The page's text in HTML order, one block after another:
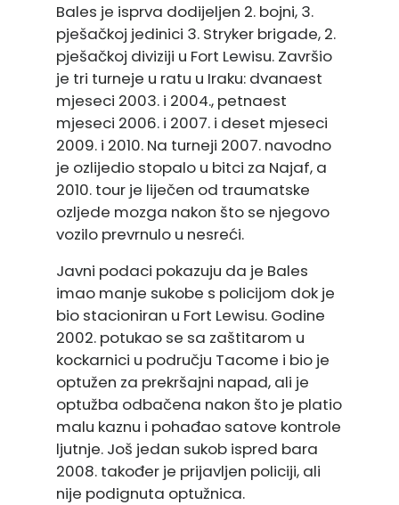
Bales je isprva dodijeljen 2. bojni, 3.
pješačkoj jedinici 3. Stryker brigade, 2.
pješačkoj diviziji u Fort Lewisu. Završio
je tri turneje u ratu u Iraku: dvanaest
mjeseci 2003. i 2004., petnaest
mjeseci 2006. i 2007. i deset mjeseci
2009. i 2010. Na turneji 2007. navodno
je ozlijedio stopalo u bitci za Najaf, a
2010. tour je liječen od traumatske
ozljede mozga nakon što se njegovo
vozilo prevrnulo u nesreći.
Javni podaci pokazuju da je Bales
imao manje sukobe s policijom dok je
bio stacioniran u Fort Lewisu. Godine
2002. potukao se sa zaštitarom u
kockarnici u području Tacome i bio je
optužen za prekršajni napad, ali je
optužba odbačena nakon što je platio
malu kaznu i pohađao satove kontrole
ljutnje. Još jedan sukob ispred bara
2008. također je prijavljen policiji, ali
nije podignuta optužnica.